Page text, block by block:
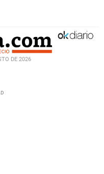
DE 2026